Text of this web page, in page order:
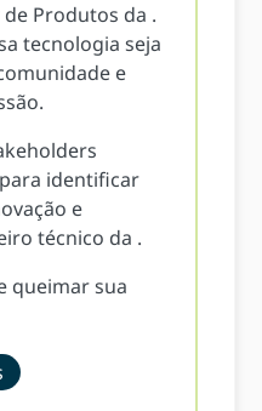
Produtos da .
tecnologia seja
e
identificar
e
técnico da .
queimar sua